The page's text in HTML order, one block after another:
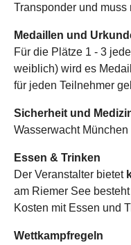
Transponder und
Medaillen und
Für die Plätze 1 - 3
weiblich) wird es
für jeden Teilnehmer
Sicherheit und
Wasserwacht München
Essen & Trinken
Der Veranstalter bietet
am Riemer See
Kosten mit Essen und
Wettkampfregeln